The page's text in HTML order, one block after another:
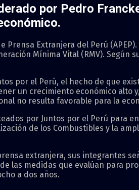
por Pedro
Prensa Extranjera del Perú
Mínima Vital (RMV). Según
por el Perú, el hecho de que
un crecimiento económico alto
no resulta favorable para la
por Juntos por el Perú para
de los Combustibles y la
extranjera, sus integrantes
las medidas que evalúan para
a dos años.